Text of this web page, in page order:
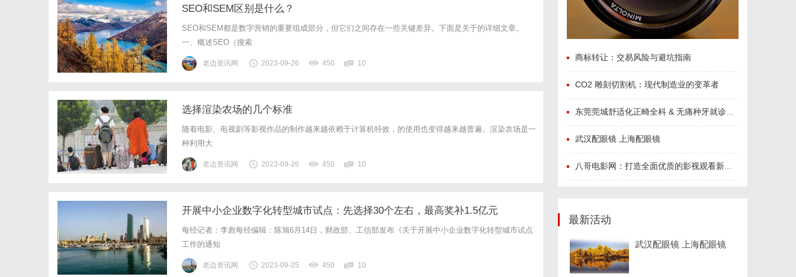
SEO和SEM区别是什么？
SEO和SEM都是数字营销的重要组成部分，但它们之间存在一些关键差异。下面是关于的详细文章。
一、概述SEO（搜索
老边资讯网 2023-09-26 450 10
选择渲染农场的几个标准
随着电影、电视剧等影视作品的制作越来越依赖于计算机特效，的使用也变得越来越普遍。渲染农场是一
种利用大
老边资讯网 2023-09-26 450 10
开展中小企业数字化转型城市试点：先选择30个左右，最高奖补1.5亿元
每经记者：李彪每经编辑：陈旭6月14日，财政部、工信部发布《关于开展中小企业数字化转型城市试点
工作的通知
老边资讯网 2023-09-25 450 10
商标转让：交易风险与避坑指南
CO2 雕刻切割机：现代制造业的变革者
东莞莞城舒适化正畸全科 & 无痛种牙就诊避坑攻略
武汉配眼镜 上海配眼镜
八哥电影网：打造全面优质的影视观看新体验
最新活动
武汉配眼镜 上海配眼镜